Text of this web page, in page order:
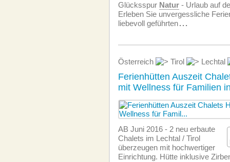
Glücksspur Natur - Urlaub auf
Erleben Sie unvergessliche
liebevoll geführten...
Österreich Tirol Lechtal
Ferienhütten Auszeit
mit Wellness für Familien
AB Juni 2016 - 2 neu erbaute
Chalets im Lechtal / Tirol
überzeugen mit hochwertiger
Einrichtung. Hütte inklusive